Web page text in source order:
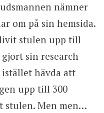
nämner
om på sin hemsida.
stulen upp till
gjort sin research
hävda att
upp till 300
stulen. Men men…